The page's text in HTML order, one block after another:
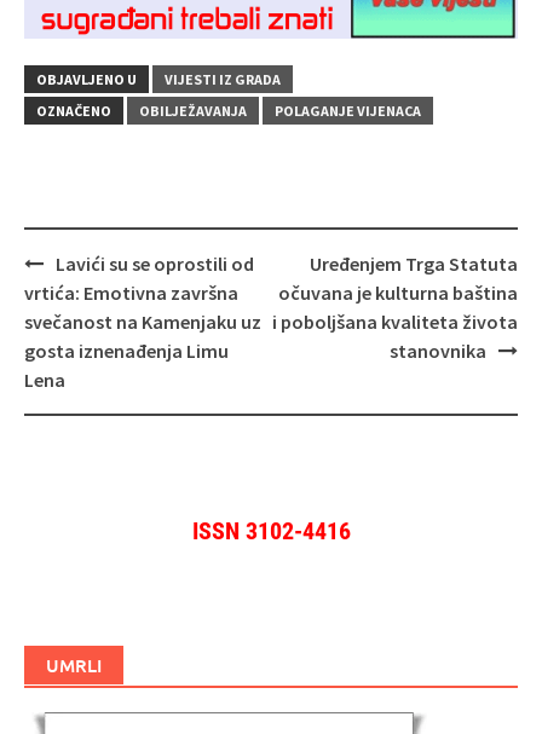
OBJAVLJENO U
VIJESTI IZ GRADA
OZNAČENO
OBILJEŽAVANJA POLAGANJE VIJENACA
Navigacija
objava
Lavići su se oprostili od
vrtića: Emotivna završna
svečanost na Kamenjaku uz
gosta iznenađenja Limu
Lena
Uređenjem Trga Statuta
očuvana je kulturna baština
i poboljšana kvaliteta života
stanovnika
ISSN 3102-4416
UMRLI